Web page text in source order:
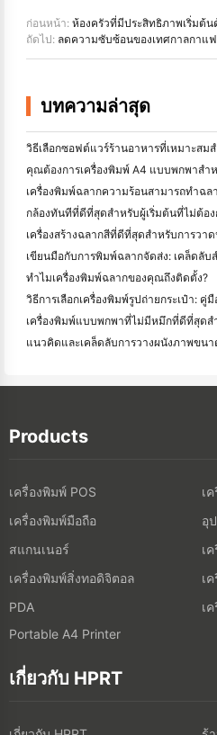
ก่อนหน้า: ห้องครัวที่มีประสิทธิภาพเริ่มต้
ถัดไป: ลดความซับซ้อนของเทศกาลกาแฟด้วย POS
บทความล่าสุด
กล้องทันทีที่ดีที่สุดสําหรับผู้เริ่มต้นที่ไม่ต้อง
เขียนมือกับการพิมพ์ฉลากจัดส่ง: เคล็ดลั
ทำไมเครื่องพิมพ์ฉลากของคุณถึงติดตั้ง?
Products
เครื่องพิมพ์ POS
เ
เครื่องพิมพ์มือถือ
สแกนเนอร์
เ
เครื่องพิมพ์สิ่งทอดิจิตอล
เ
PDA
เ
Portable A4 Printer
เกี่ยวกับ HPRT